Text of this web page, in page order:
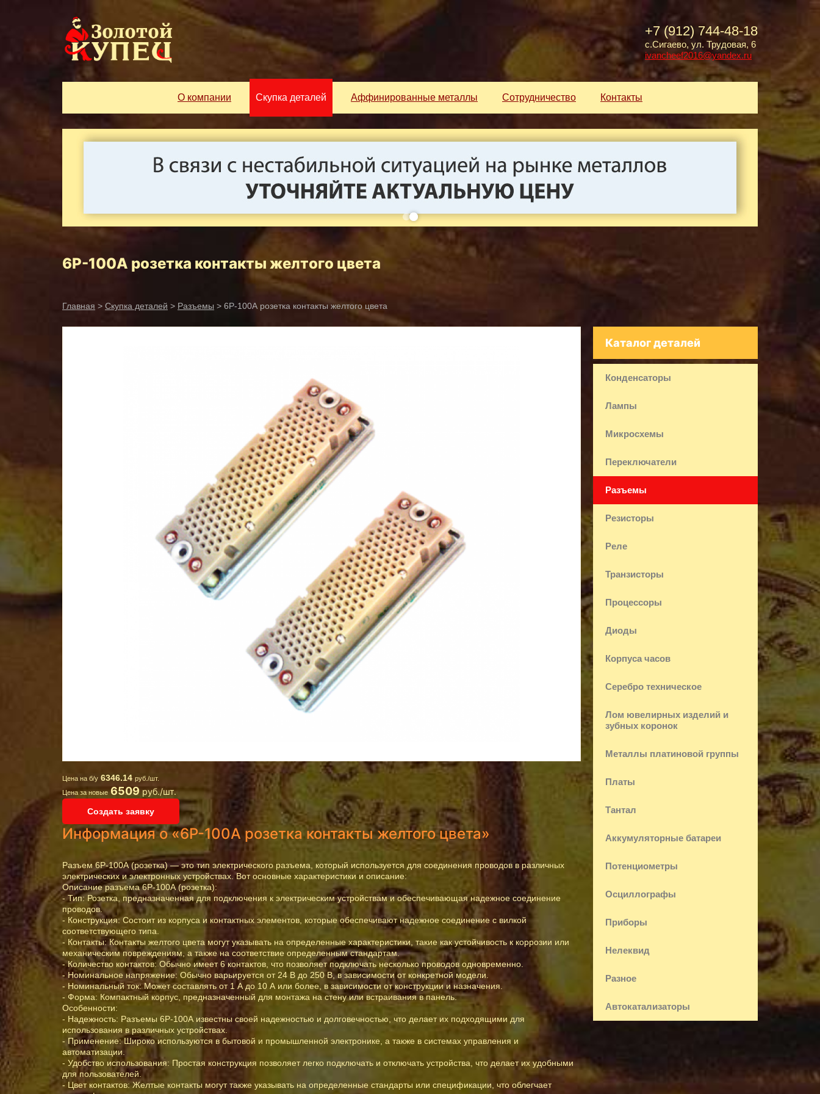
+7 (912) 744-48-18
с.Сигаево, ул. Трудовая, 6
ivancheef2016@yandex.ru
О компании Скупка деталей Аффинированные металлы Сотрудничество Контакты
6Р-100А розетка контакты желтого цвета
Главная > Скупка деталей > Разъемы > 6Р-100А розетка контакты желтого цвета
Цена на б/у 6346.14 руб./шт.
Цена за новые 6509руб./шт.
Создать заявку
Информация о «6Р-100А розетка контакты желтого цвета»
Разъем 6Р-100А (розетка) — это тип электрического разъема, который используется для соединения проводов в различных
электрических и электронных устройствах. Вот основные характеристики и описание:
Описание разъема 6Р-100А (розетка):
- Тип: Розетка, предназначенная для подключения к электрическим устройствам и обеспечивающая надежное соединение
проводов.
- Конструкция: Состоит из корпуса и контактных элементов, которые обеспечивают надежное соединение с вилкой
соответствующего типа.
- Контакты: Контакты желтого цвета могут указывать на определенные характеристики, такие как устойчивость к коррозии или
механическим повреждениям, а также на соответствие определенным стандартам.
- Количество контактов: Обычно имеет 6 контактов, что позволяет подключать несколько проводов одновременно.
- Номинальное напряжение: Обычно варьируется от 24 В до 250 В, в зависимости от конкретной модели.
- Номинальный ток: Может составлять от 1 А до 10 А или более, в зависимости от конструкции и назначения.
- Форма: Компактный корпус, предназначенный для монтажа на стену или встраивания в панель.
Особенности:
- Надежность: Разъемы 6Р-100А известны своей надежностью и долговечностью, что делает их подходящими для
использования в различных устройствах.
- Применение: Широко используются в бытовой и промышленной электронике, а также в системах управления и
автоматизации.
- Удобство использования: Простая конструкция позволяет легко подключать и отключать устройства, что делает их удобными
для пользователей.
- Цвет контактов: Желтые контакты могут также указывать на определенные стандарты или спецификации, что облегчает
Каталог деталей
Конденсаторы
Лампы
Микросхемы
Переключатели
Разъемы
Резисторы
Реле
Транзисторы
Процессоры
Диоды
Корпуса часов
Серебро техническое
Лом ювелирных изделий и
зубных коронок
Металлы платиновой группы
Платы
Тантал
Аккумуляторные батареи
Потенциометры
Осциллографы
Приборы
Нелеквид
Разное
Автокатализаторы